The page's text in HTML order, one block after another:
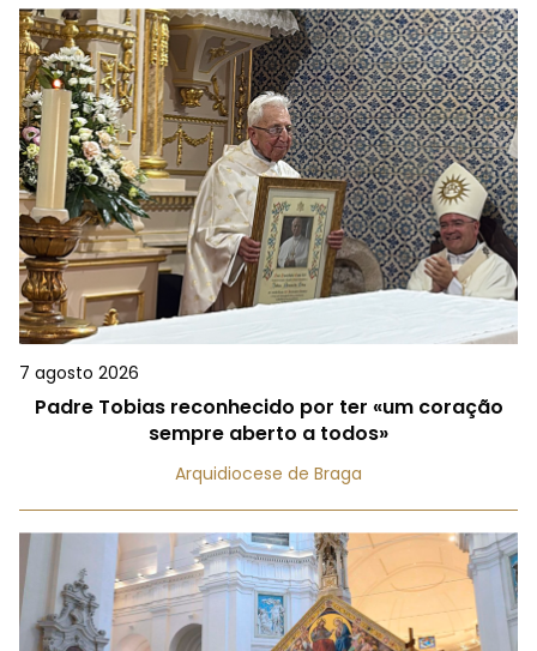
7 agosto 2026
Padre Tobias reconhecido por ter «um coração
sempre aberto a todos»
Arquidiocese de Braga